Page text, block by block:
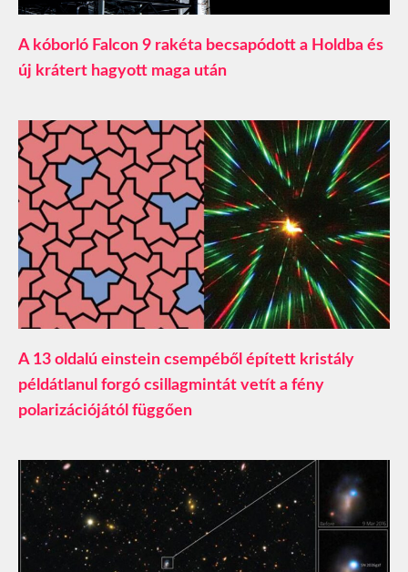
A kóborló Falcon 9 rakéta becsapódott a Holdba és
új krátert hagyott maga után
A 13 oldalú einstein csempéből épített kristály
példátlanul forgó csillagmintát vetít a fény
polarizációjától függően